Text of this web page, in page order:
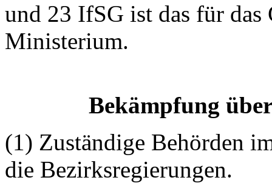
und 23 IfSG ist das für das
Ministerium.
Bekämpfung
(1) Zuständige Behörden
die Bezirksregierungen.